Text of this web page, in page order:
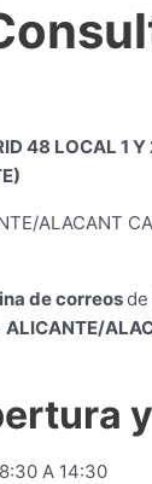
48 LOCAL 1
de correosde
ALICANTE/
A 14:30